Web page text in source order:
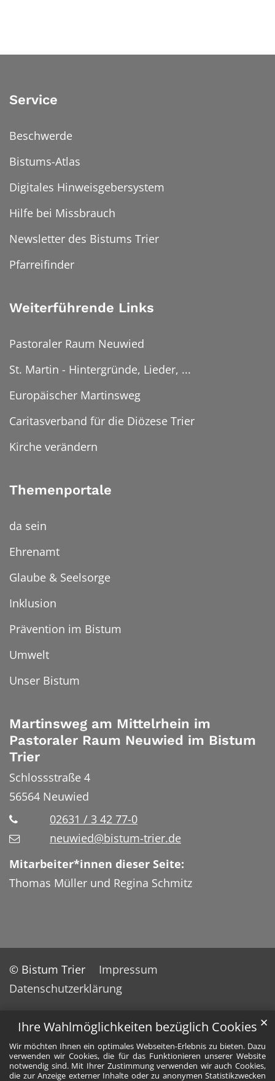
Ihre Wahlmöglichkeiten bezüglich Cookies
Wir möchten Ihnen ein optimales Webseiten-Erlebnis zu bieten. Dazu
verwenden wir Cookies, die für das Funktionieren unserer Website
notwendig sind. Mit Ihrer Zustimmung verwenden wir auch Cookies,
die zur Anzeige externer Inhalte oder zu anonymen Statistikzwecken
✕
Service
Beschwerde
Bistums-Atlas
Digitales Hinweisgebersystem
Hilfe bei Missbrauch
Newsletter des Bistums Trier
Pfarreifinder
Weiterführende Links
Pastoraler Raum Neuwied
St. Martin - Hintergründe, Lieder, ...
Europäischer Martinsweg
Caritasverband für die Diözese Trier
Kirche verändern
Themenportale
da sein
Ehrenamt
Glaube & Seelsorge
Inklusion
Prävention im Bistum
Umwelt
Unser Bistum
Martinsweg am Mittelrhein im
Pastoraler Raum Neuwied im Bistum
Trier
Schlossstraße 4
56564 Neuwied
02631 / 3 42 77-0
neuwied@bistum-trier.de
Mitarbeiter*innen dieser Seite:
Thomas Müller und Regina Schmitz
© Bistum Trier
Impressum
Datenschutzerklärung